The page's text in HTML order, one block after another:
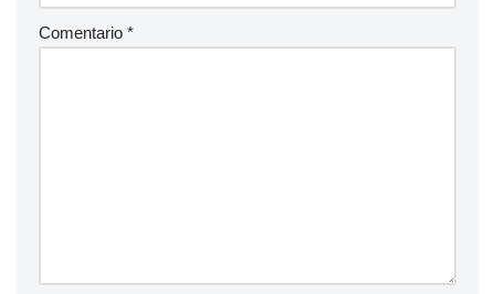
Comentario *